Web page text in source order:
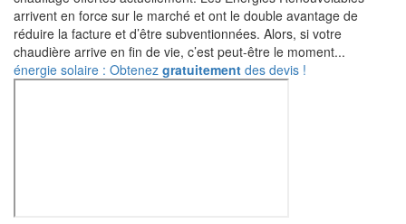
arrivent en force sur le marché et ont le double avantage de
réduire la facture et d’être subventionnées. Alors, si votre
chaudière arrive en fin de vie, c’est peut-être le moment...
énergie solaire : Obtenez gratuitement des devis !